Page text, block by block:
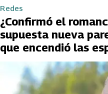
Redes
¿Confirmó el
supuesta nueva
que encendió las